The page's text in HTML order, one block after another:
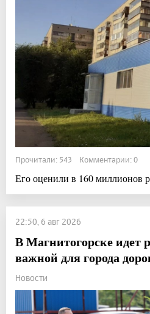
Прочитали: 543 Комментарии: 0
Его оценили в 160 миллионов
22:50, 6 авг 2026
В Магнитогорске идет
важной для города
Новости